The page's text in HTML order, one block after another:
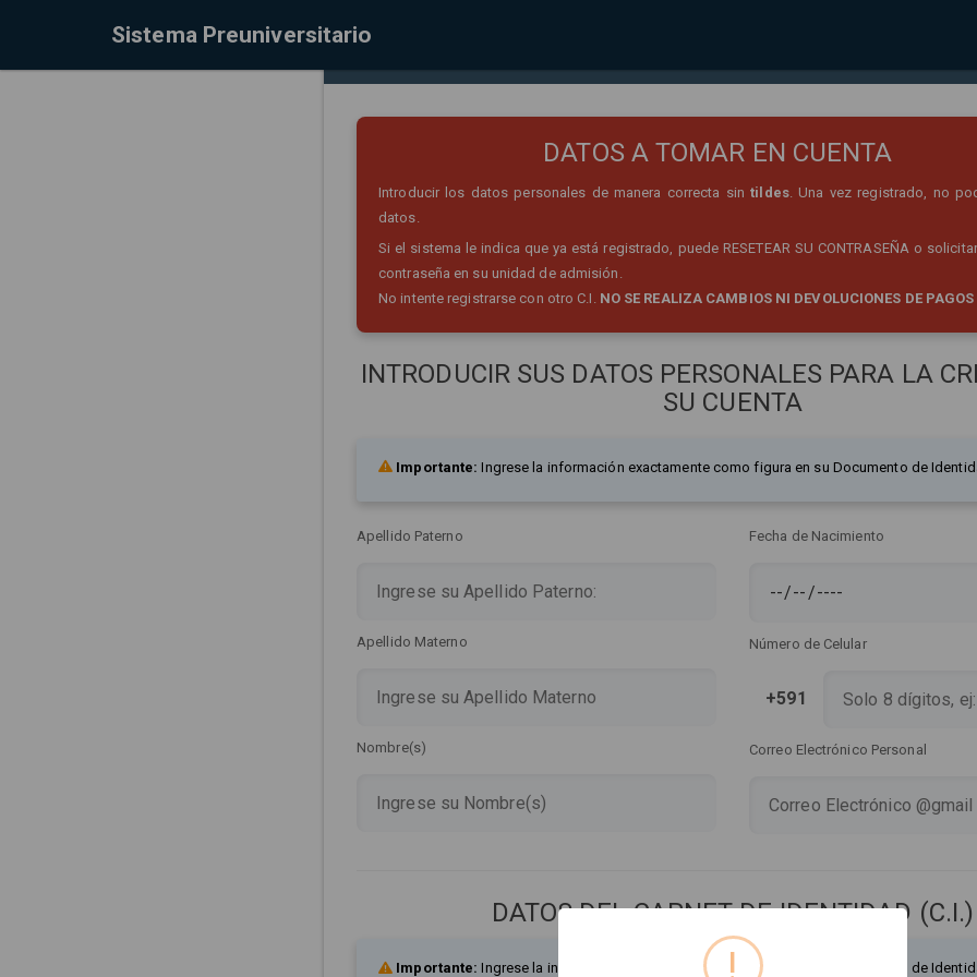
Sistema Preuniversitario
DATOS A TOMAR EN CUENTA
Introducir los datos personales de manera correcta sintildes. Una vez registrado, no
datos.
Si el sistema le indica que ya está registrado, puede RESETEAR SU CONTRASEÑA o
contraseña en su unidad de admisión.
No intente registrarse con otro C.I. NO SE REALIZA CAMBIOS NI DEVOLUCIONES DE
INTRODUCIR SUS DATOS PERSONALES PARA LA
SU CUENTA
Importante: Ingrese la información exactamente como figura en su Documento de
Apellido Paterno
Apellido Materno
Nombre(s)
Fecha de Nacimiento
Número de Celular
+591
Correo Electrónico Personal
DATOS DEL CARNET DE IDENTIDAD (C.I.)
Importante: Ingrese la información exactamente como figura en su Documento de
!